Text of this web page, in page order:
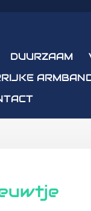
DUURZAAM